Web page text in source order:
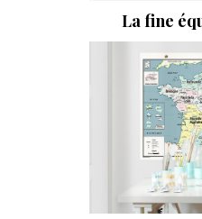
La fine